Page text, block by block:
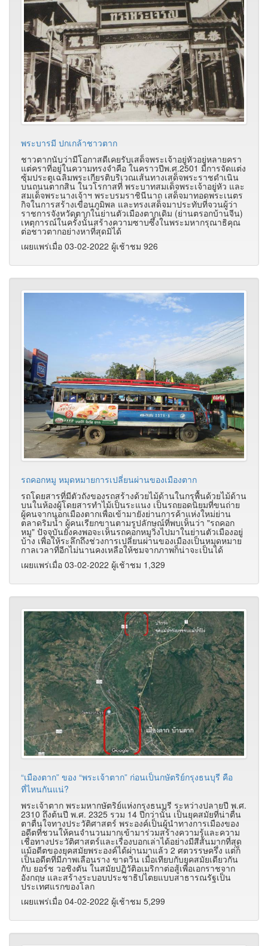
พระบารมี ปกเกล้าชาวตาก
ชาวตากนับว่ามีโอกาสดีเคยรับเสด็จพระเจ้าอยู่หัวอยู่หลายครา
แต่คราที่อยู่ในความทรงจำคือ ในคราวปีพ.ศ.2501 มีการจัดแต่ง
ซุ้มประตูเฉลิมพระเกียรติบริเวณเส้นทางเสด็จพระราชดำเนิน
บนถนนตากสิน ในวโรกาสที่ พระบาทสมเด็จพระเจ้าอยู่หัว และ
สมเด็จพระนางเจ้าฯ พระบรมราชินีนาถ เสด็จมาทอดพระเนตร
กิจในการสร้างเขื่อนภูมิพล และทรงเสด็จมาประทับที่จวนผู้ว่า
ราชการจังหวัดตากในย่านตัวเมืองตากเดิม (ย่านตรอกบ้านจีน)
เหตุการณ์ในครั้งนั้นสร้างความซาบซึ้งในพระมหากรุณาธิคุณ
ต่อชาวตากอย่างหาที่สุดมิได้
เผยแพร่เมื่อ 03-02-2022 ผู้เช้าชม 926
รถคอกหมู หมุดหมายการเปลี่ยนผ่านของเมืองตาก
รถโดยสารที่มีตัวถังของรถสร้างด้วยไม้ด้านในกรุพื้นด้วยไม้ด้าน
บนในห้องผู้โดยสารทำไม้เป็นระแนง เป็นรถยอดนิยมที่ขนถ่าย
ผู้คนจากนอกเมืองตากเพื่อเข้ามายังย่านการค้าแห่งใหม่ย่าน
ตลาดริมน้ำ ผู้คนเรียกขานตามรูปลักษณ์ที่พบเห็นว่า "รถคอก
หมู" ปัจจุบันยังคงพอจะเห็นรถคอกหมูวิ่งไปมาในย่านตัวเมืองอยู่
บ้าง เพื่อให้ระลึกถึงช่วงการเปลี่ยนผ่านของเมืองเป็นหมุดหมาย
กาลเวลาที่อีกไม่นานคงเหลือให้ชมจากภาพก็น่าจะเป็นได้
เผยแพร่เมื่อ 03-02-2022 ผู้เช้าชม 1,329
“เมืองตาก” ของ “พระเจ้าตาก” ก่อนเป็นกษัตริย์กรุงธนบุรี คือ
ที่ไหนกันแน่?
พระเจ้าตาก พระมหากษัตริย์แห่งกรุงธนบุรี ระหว่างปลายปี พ.ศ.
2310 ถึงต้นปี พ.ศ. 2325 รวม 14 ปีกว่านั้น เป็นยุคสมัยที่น่าตื่น
ตาตื่นใจทางประวัติศาสตร์ พระองค์เป็นผู้นำทางการเมืองของ
อดีตที่ชวนให้คนจำนวนมากเข้ามาร่วมสร้างความรู้และความ
เชื่อทางประวัติศาสตร์และเรื่องบอกเล่าได้อย่างมีสีสันมากที่สุด
แม้อดีตของยุคสมัยพระองค์ได้ผ่านมาแล้ว 2 ศตวรรษครึ่ง แต่ก็
เป็นอดีตที่มีภาพเลือนราง ขาดวิ่น เมื่อเทียบกับยุคสมัยเดียวกัน
กับ ยอร์ช วอชิงตัน ในสมัยปฏิวัติอเมริกาต่อสู้เพื่อเอกราชจาก
อังกฤษ และสร้างระบอบประชาธิปไตยแบบสาธารณรัฐเป็น
ประเทศแรกของโลก
เผยแพร่เมื่อ 04-02-2022 ผู้เช้าชม 5,299